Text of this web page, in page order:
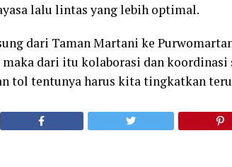
lalu lintas yang lebih optimal.
dari Taman Martani ke
maka dari itu kolaborasi dan
tol tentunya harus kita tingkatkan